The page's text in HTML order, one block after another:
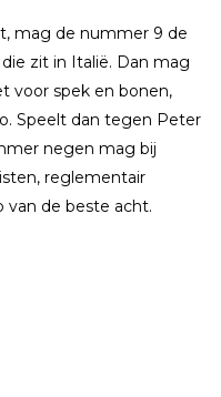
mag de nummer 9 de
zit in Italië. Dan mag
voor spek en bonen,
Speelt dan tegen Peter
negen mag bij
reglementair
de beste acht.